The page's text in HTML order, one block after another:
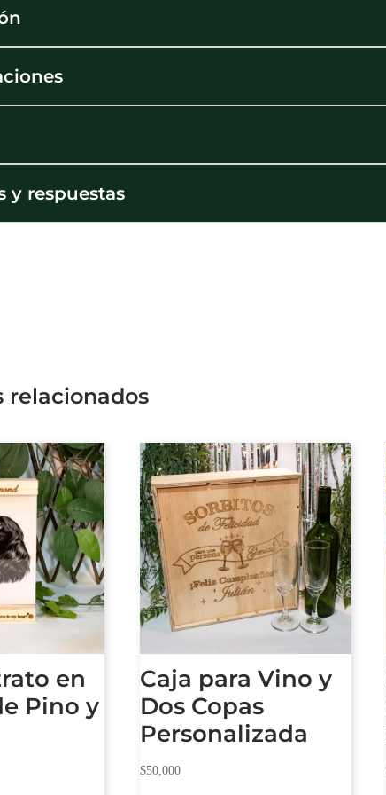
y respuestas
relacionados
en
Pino y
Caja para Vino y
Dos Copas
Personalizada
$50,000